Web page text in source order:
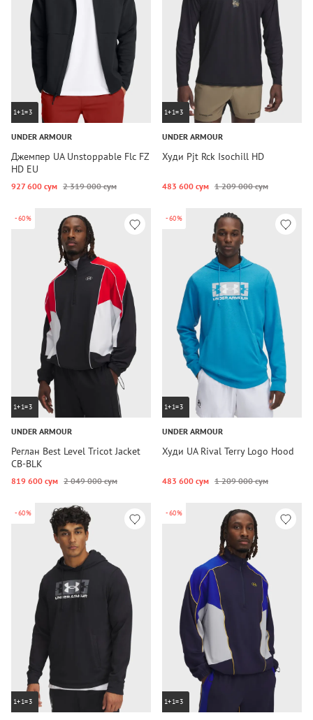
1+1=3
UNDER ARMOUR
Джемпер UA Unstoppable Flc FZ
HD EU
927 600 сум 2 319 000 сум
1+1=3
UNDER ARMOUR
Худи Pjt Rck Isochill HD
483 600 сум 1 209 000 сум
-60%
1+1=3
UNDER ARMOUR
Реглан Best Level Tricot Jacket
CB-BLK
819 600 сум 2 049 000 сум
-60%
1+1=3
UNDER ARMOUR
Худи UA Rival Terry Logo Hood
483 600 сум 1 209 000 сум
-60%
1+1=3
-60%
1+1=3